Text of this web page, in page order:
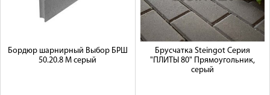
Бордюр шарнирный Выбор БРШ
50.20.8 М серый
Брусчатка Steingot Серия
"ПЛИТЫ 80" Прямоугольник,
серый